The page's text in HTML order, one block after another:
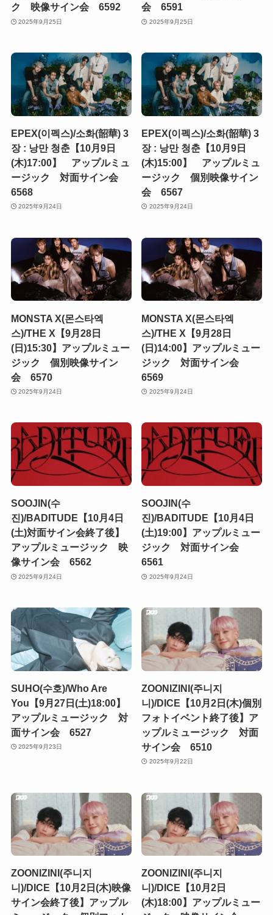
ク 映像サイン会 6592
2025年9月25日
会 6591
2025年9月25日
EPEX(이펙스)/소화(韶華) 3
장 : 낭만 청춘【10月9日
(木)17:00】 アップルミュ
ージック 対面サイン会
6568
2025年9月24日
EPEX(이펙스)/소화(韶華) 3
장 : 낭만 청춘【10月9日
(木)15:00】 アップルミュ
ージック 個別映像サイン
会 6567
2025年9月24日
MONSTA X(몬스타엑
스)/THE X【9月28日
(日)15:30】アップルミュー
ジック 個別映像サイン
会 6570
2025年9月24日
MONSTA X(몬스타엑
스)/THE X【9月28日
(日)14:00】アップルミュー
ジック 対面サイン会
6569
2025年9月24日
SOOJIN(수
진)/BADITUDE【10月4日
(土)対面サイン会終了後】
アップルミュージック 映
像サイン会 6562
2025年9月24日
SOOJIN(수
진)/BADITUDE【10月4日
(土)19:00】アップルミュー
ジック 対面サイン会
6561
2025年9月24日
SUHO(수호)/Who Are
You【9月27日(土)18:00】
アップルミュージック 対
面サイン会 6527
2025年9月23日
ZOONIZINI(주니지
니)/DICE【10月2日(木)個別
フォトイベント終了後】ア
ップルミュージック 対面
サイン会 6510
2025年9月22日
ZOONIZINI(주니지
니)/DICE【10月2日(木)映像
サイン会終了後】アップル
ZOONIZINI(주니지
니)/DICE【10月2日
(木)18:00】アップルミュー